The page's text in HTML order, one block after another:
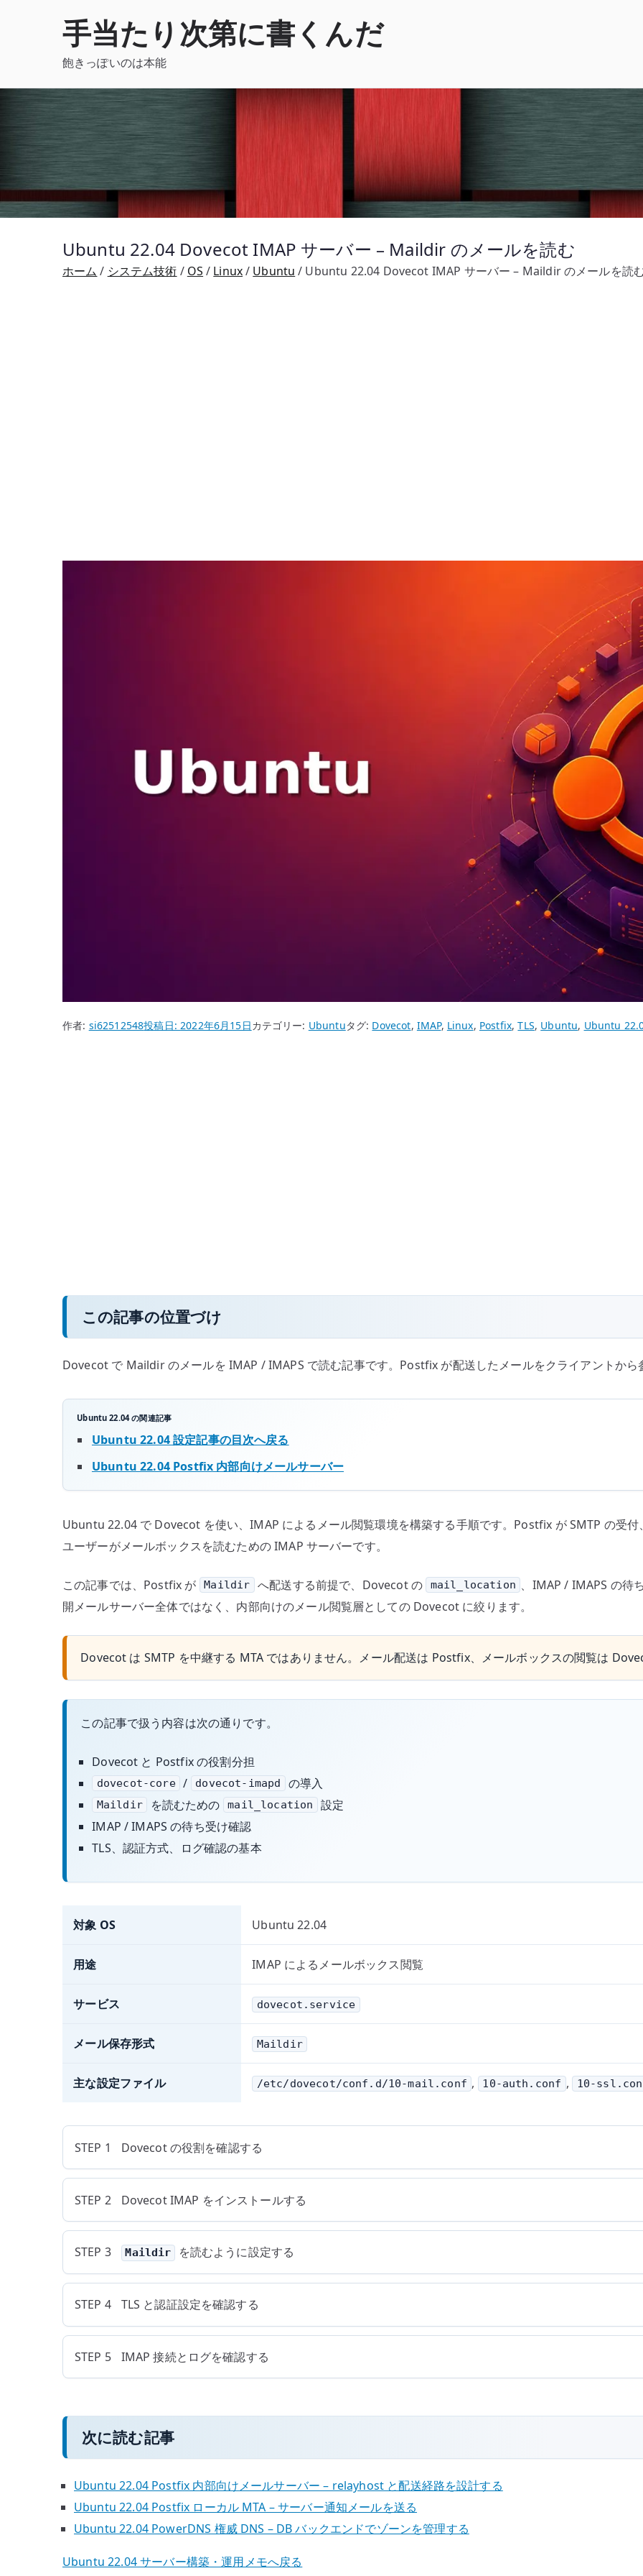
手当たり次第に書くんだ
飽きっぽいのは本能
Ubuntu 22.04 Dovecot IMAP サーバー – Maildir のメールを読む
ホーム システム技術 OS Linux Ubuntu Ubuntu 22.04 Dovecot IMAP サーバー – Maildir のメールを読
作者: si62512548投稿日:2022年6月15日カテゴリー: Ubuntuタグ: Dovecot, IMAP, Linux, Postfix,TLS, Ubuntu, Ubuntu
この記事の位置づけ
Dovecot で Maildir のメールを IMAP / IMAPS で読む記事です。Postfix が配送したメールをクライアントか
Ubuntu 22.04 の関連記事
Ubuntu 22.04 設定記事の目次へ戻る
Ubuntu 22.04 Postfix 内部向けメールサーバー
Ubuntu 22.04 で Dovecot を使い、IMAP によるメール閲覧環境を構築する手順です。Postfix が SMTP の受
ユーザーがメールボックスを読むための IMAP サーバーです。
この記事では、Postfix が Maildir へ配送する前提で、Dovecot の mail_location 、IMAP / IMAPS の待
開メールサーバー全体ではなく、内部向けのメール閲覧層としての Dovecot に絞ります。
Dovecot は SMTP を中継する MTA ではありません。メール配送は Postfix、メールボックスの閲覧は
この記事で扱う内容は次の通りです。
Dovecot と Postfix の役割分担
dovecot-core / dovecot-imapd の導入
Maildir を読むための mail_location
設定
IMAP / IMAPS の待ち受け確認
TLS、認証方式、ログ確認の基本
対象 OS Ubuntu 22.04
用途 IMAP によるメールボックス閲覧
サービス dovecot.service
メール保存形式 Maildir
主な設定ファイル /etc/dovecot/conf.d/10-mail.conf , 10-auth.conf , 10-
STEP 1 Dovecot の役割を確認する
STEP 2 Dovecot IMAP をインストールする
STEP 3 Maildir を読むように設定する
STEP 4 TLS と認証設定を確認する
STEP 5 IMAP 接続とログを確認する
次に読む記事
Ubuntu 22.04 Postfix 内部向けメールサーバー – relayhost と配送経路を設計する
Ubuntu 22.04 Postfix ローカル MTA – サーバー通知メールを送る
Ubuntu 22.04 PowerDNS 権威 DNS – DB バックエンドでゾーンを管理する
Ubuntu 22.04 サーバー構築・運用メモへ戻る